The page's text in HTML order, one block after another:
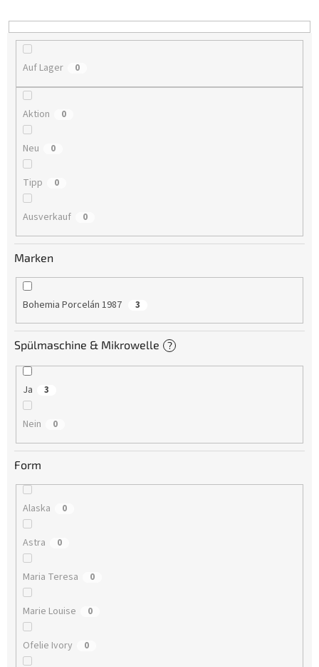
e
r
Auf Lager 0
Aktion 0
Neu 0
Tipp 0
Ausverkauf 0
Marken
Bohemia Porcelán 1987 3
Spülmaschine & Mikrowelle ?
Ja 3
Nein 0
Form
Alaska 0
Astra 0
Maria Teresa 0
Marie Louise 0
Ofelie Ivory 0